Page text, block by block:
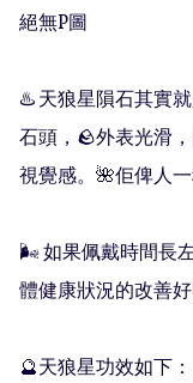
絕無P圖
♨️ 天狼星隕石其實
石頭，🪨外表光滑
視覺感。🌺佢俾人
🌬 如果佩戴時間長
體健康狀況的改善
🔮天狼星功效如下：